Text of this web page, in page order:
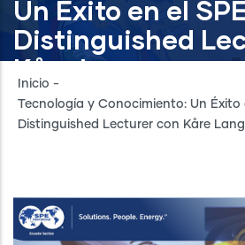
Un Éxito en el
Distinguished
Kåre Langaas
Inicio -
Tecnología y Conocimiento: Un Éxito
Distinguished Lecturer con Kåre